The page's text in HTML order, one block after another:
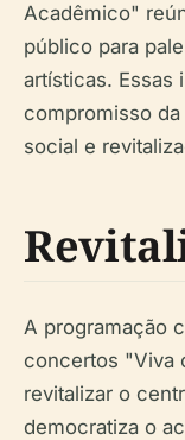
Acadêmico"
público para
artísticas. Essas
compromisso
social e
A programação
concertos "Viva
revitalizar o
democratiza o